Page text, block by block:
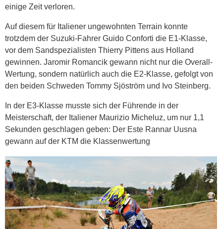
einige Zeit verloren.
Auf diesem für Italiener ungewohnten Terrain konnte
trotzdem der Suzuki-Fahrer Guido Conforti die E1-Klasse,
vor dem Sandspezialisten Thierry Pittens aus Holland
gewinnen. Jaromir Romancik gewann nicht nur die Overall-
Wertung, sondern natürlich auch die E2-Klasse, gefolgt von
den beiden Schweden Tommy Sjöström und Ivo Steinberg.
In der E3-Klasse musste sich der Führende in der
Meisterschaft, der Italiener Maurizio Micheluz, um nur 1,1
Sekunden geschlagen geben: Der Este Rannar Uusna
gewann auf der KTM die Klassenwertung